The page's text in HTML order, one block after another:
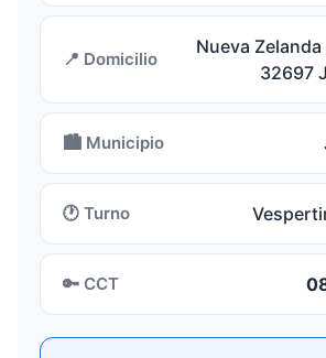
📍 Domicilio
Nueva
32697
🏙️ Municipio
🕐 Turno
🔑 CCT